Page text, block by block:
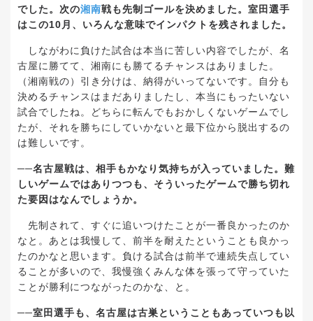
でした。次の湘南戦も先制ゴールを決めました。室田選手
はこの10 月、いろんな意味でインパクトを残されました。
しながわに負けた試合は本当に苦しい内容でしたが、名
古屋に勝てて、湘南にも勝てるチャンスはありました。
（湘南戦の）引き分けは、納得がいってないです。自分も
決めるチャンスはまだありましたし、本当にもったいない
試合でしたね。どちらに転んでもおかしくないゲームでし
たが、それを勝ちにしていかないと最下位から脱出するの
は難しいです。
──名古屋戦は、相手もかなり気持ちが入っていました。難
しいゲームではありつつも、そういったゲームで勝ち切れ
た要因はなんでしょうか。
先制されて、すぐに追いつけたことが一番良かったのか
なと。あとは我慢して、前半を耐えたということも良かっ
たのかなと思います。負ける試合は前半で連続失点してい
ることが多いので、我慢強くみんな体を張って守っていた
ことが勝利につながったのかな、と。
──室田選手も、名古屋は古巣ということもあっていつも以